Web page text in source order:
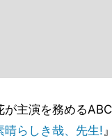
主演を務めるABC
晴らしき哉、先生!